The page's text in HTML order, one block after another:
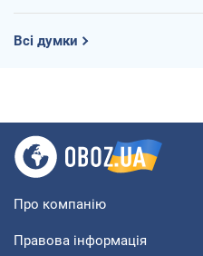
Всі думки
Про компанію
Правова інформація